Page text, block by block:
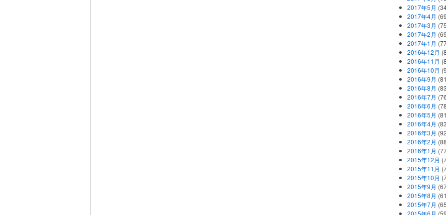
2017年5月
2017年4月
2017年3月
2017年2月
2017年1月
2016年12月
2016年11月
2016年10月
2016年9月
2016年8月
2016年7月
2016年6月
2016年5月
2016年4月
2016年3月
2016年2月
2016年1月
2015年12月
2015年11月
2015年10月
2015年9月
2015年8月
2015年7月
2015年6月